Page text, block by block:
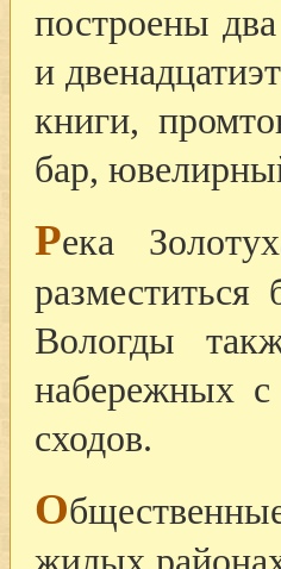
построены
и
книги,
бар,
Река
Вологды
набережных с
сходов.
О